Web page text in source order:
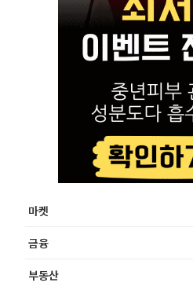
마켓
금융
부동산